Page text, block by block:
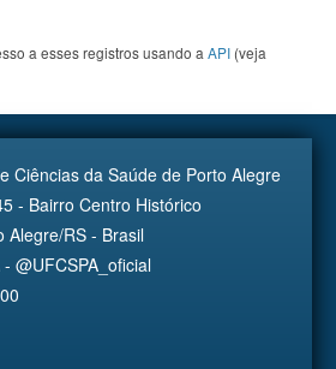
a esses registros usando a API (veja
Ciências da Saúde de Porto Alegre
- Bairro Centro Histórico
Alegre/RS - Brasil
@UFCSPA_oficial